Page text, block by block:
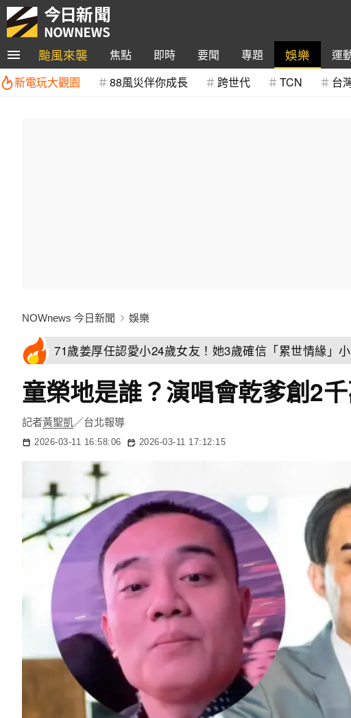
颱風來襲 焦點 即時 要聞 專題 娛樂 運
新電玩大觀園
88風災伴你成長 跨世代 TCN 台
NOWnews 今日新聞 娛樂
71歲姜厚任認愛小24歲女友！她3歲確信「累世情緣」
童榮地是誰？演唱會乾爹創2
記者黃聖凱／台北報導
2026-03-11 16:58:06 2026-03-11 17:12:15